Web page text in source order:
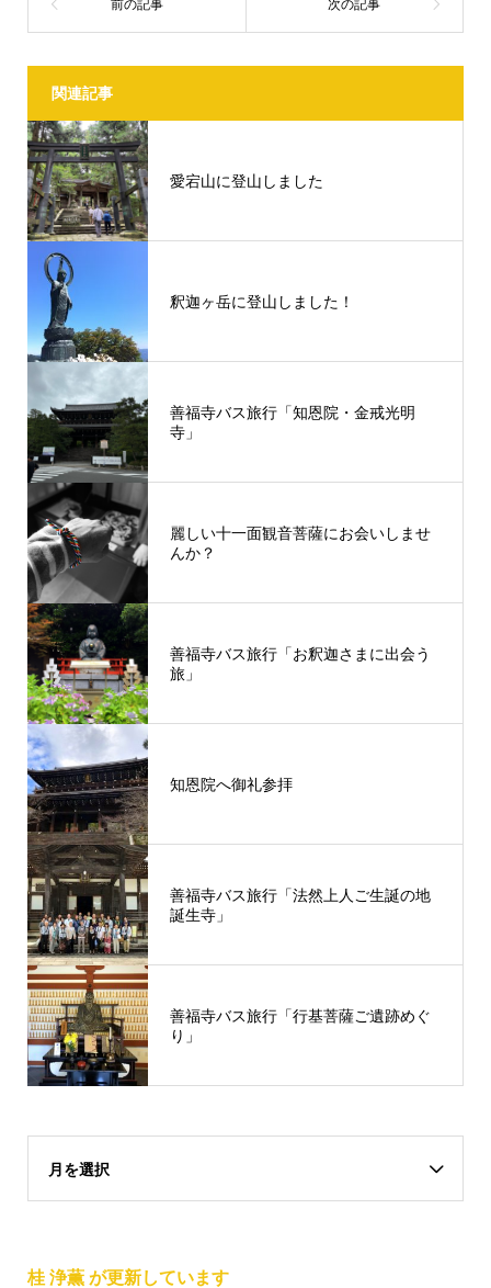
関連記事
愛宕山に登山しました
釈迦ヶ岳に登山しました！
善福寺バス旅行「知恩院・金戒光明
寺」
麗しい十一面観音菩薩にお会いしませ
んか？
善福寺バス旅行「お釈迦さまに出会う
旅」
知恩院へ御礼参拝
善福寺バス旅行「法然上人ご生誕の地
誕生寺」
善福寺バス旅行「行基菩薩ご遺跡めぐ
り」
月を選択
桂 浄薫 が更新しています